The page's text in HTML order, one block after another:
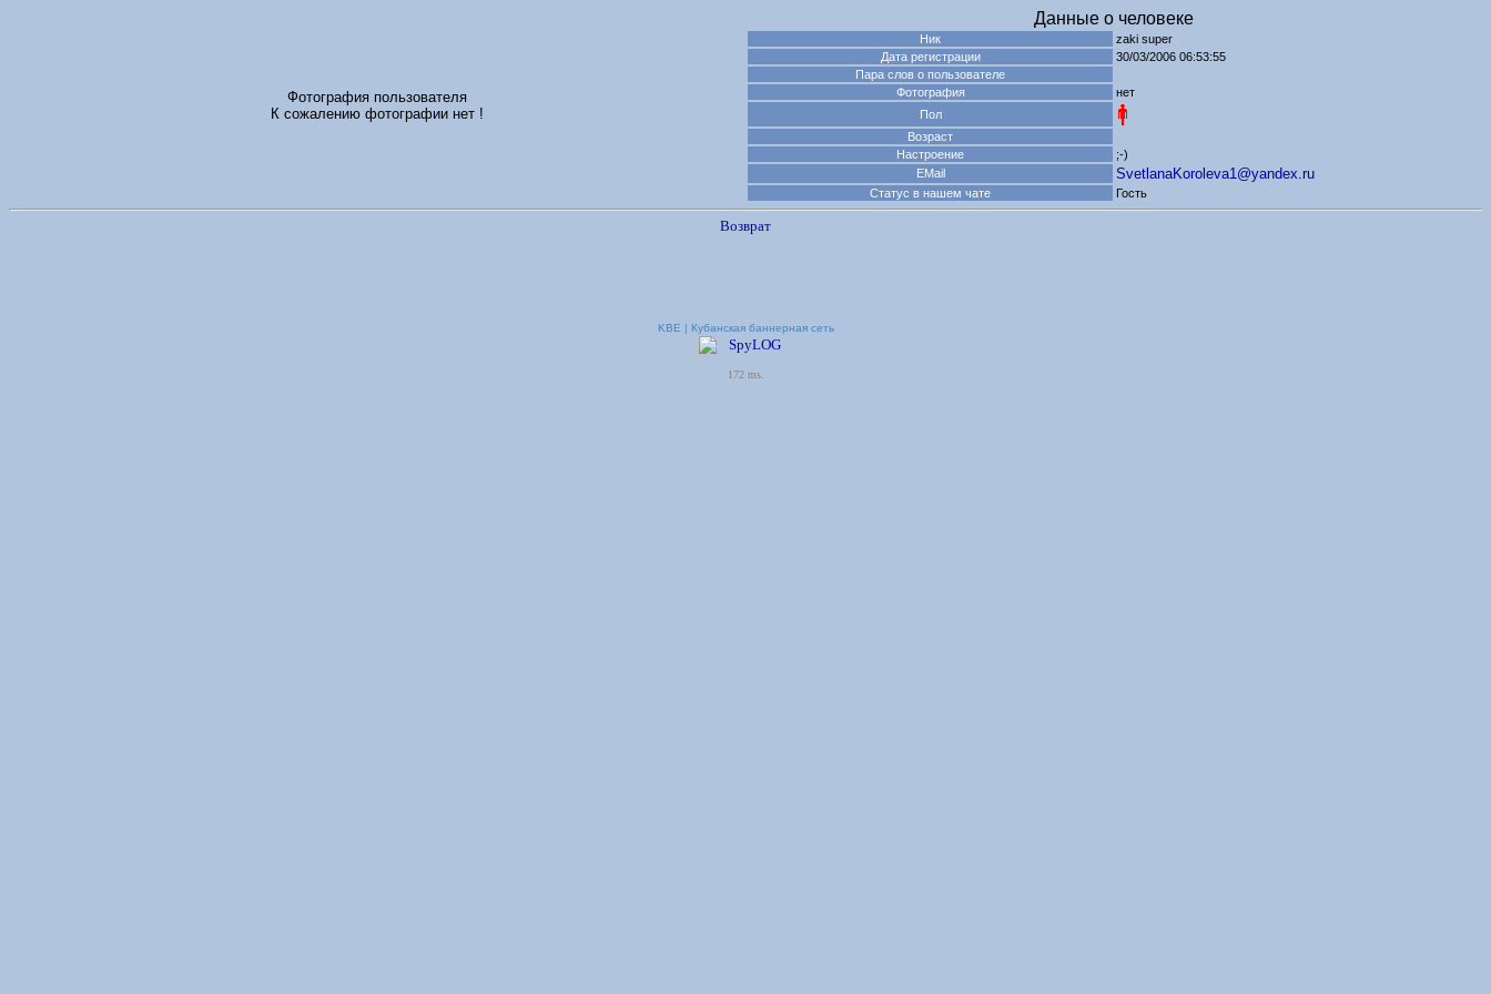
Фотография пользователя
К сожалению фотографии нет !
Данные о человеке
Ник
zaki super
Дата регистрации
30/03/2006 06:53:55
Пара слов о пользователе
Фотография
нет
Пол
Возраст
Настроение
;-)
EMail
SvetlanaKoroleva1@yandex.ru
Статус в нашем чате Гость
Возврат
KBE | Кубанская баннерная сеть
172 ms.